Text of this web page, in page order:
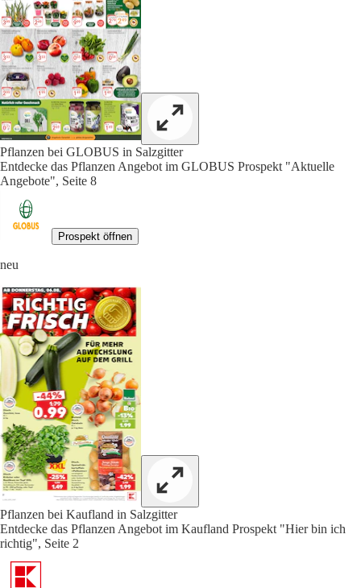
Pflanzen bei GLOBUS in Salzgitter
Entdecke das Pflanzen Angebot im GLOBUS Prospekt "Aktuelle
Angebote", Seite 8
Prospekt öffnen
neu
Pflanzen bei Kaufland in Salzgitter
Entdecke das Pflanzen Angebot im Kaufland Prospekt "Hier bin ich
richtig", Seite 2